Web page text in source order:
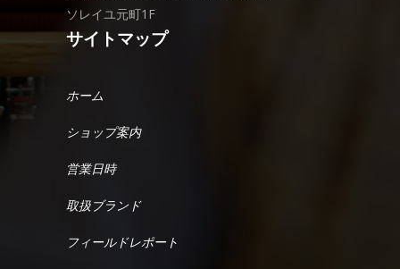
ソレイユ元町1F
サイトマップ
ホーム
ショップ案内
営業日時
取扱ブランド
フィールドレポート